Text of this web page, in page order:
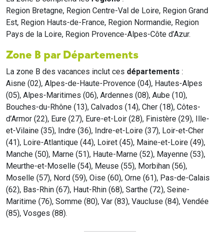
Region Bretagne, Region Centre-Val de Loire, Region Grand
Est, Region Hauts-de-France, Region Normandie, Region
Pays de la Loire, Region Provence-Alpes-Côte d’Azur.
Zone B par Départements
La zone B des vacances inclut ces départements :
Aisne (02), Alpes-de-Haute-Provence (04), Hautes-Alpes
(05), Alpes-Maritimes (06), Ardennes (08), Aube (10),
Bouches-du-Rhône (13), Calvados (14), Cher (18), Côtes-
d’Armor (22), Eure (27), Eure-et-Loir (28), Finistère (29), Ille-
et-Vilaine (35), Indre (36), Indre-et-Loire (37), Loir-et-Cher
(41), Loire-Atlantique (44), Loiret (45), Maine-et-Loire (49),
Manche (50), Marne (51), Haute-Marne (52), Mayenne (53),
Meurthe-et-Moselle (54), Meuse (55), Morbihan (56),
Moselle (57), Nord (59), Oise (60), Orne (61), Pas-de-Calais
(62), Bas-Rhin (67), Haut-Rhin (68), Sarthe (72), Seine-
Maritime (76), Somme (80), Var (83), Vaucluse (84), Vendée
(85), Vosges (88).